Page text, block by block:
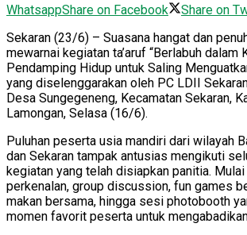
WhatsappShare on Facebook Share on
Sekaran (23/6) – Suasana hangat dan
mewarnai kegiatan ta’aruf “Berlabuh dalam
Pendamping Hidup untuk Saling
yang diselenggarakan oleh PC LDII
Desa Sungegeneng, Kecamatan Sekaran,
Lamongan, Selasa (16/6).
Puluhan peserta usia mandiri dari wilayah
dan Sekaran tampak antusias mengikuti
kegiatan yang telah disiapkan panitia.
perkenalan, group discussion, fun games
makan bersama, hingga sesi photobooth
momen favorit peserta untuk